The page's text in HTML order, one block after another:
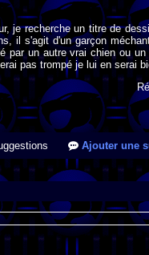
je recherche un titre de
il s'agit d'un garçon
par un autre vrai chien ou
pas trompé je lui en serai
Ajouter une